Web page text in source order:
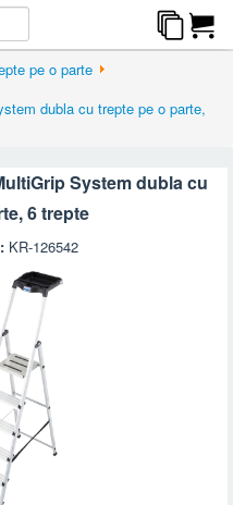
pe o parte
dubla cu trepte pe o parte,
System dubla cu
6 trepte
KR-126542